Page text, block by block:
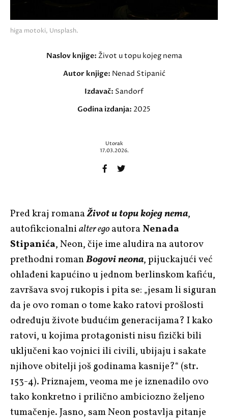
higa motoki, Unsplash.
Naslov knjige: Život u topu kojeg nema
Autor knjige: Nenad Stipanić
Izdavač: Sandorf
Godina izdanja: 2025
Utorak
17.03.2026.
Pred kraj romanaŽivot u topu kojeg nema,
autofikcionalnialter egoautora Nenada
Stipanića, Neon, čije ime aludira na autorov
prethodni romanBogovi neona, pijuckajući već
ohlađeni kapućino u jednom berlinskom kafiću,
završava svoj rukopis i pita se: „jesam li siguran
da je ovo roman o tome kako ratovi prošlosti
određuju živote budućim generacijama? I kako
ratovi, u kojima protagonisti nisu fizički bili
uključeni kao vojnici ili civili, ubijaju i sakate
njihove obitelji još godinama kasnije?“ (str.
153-4). Priznajem, veoma me je iznenadilo ovo
tako konkretno i prilično ambiciozno željeno
tumačenje. Jasno, sam Neon postavlja pitanje